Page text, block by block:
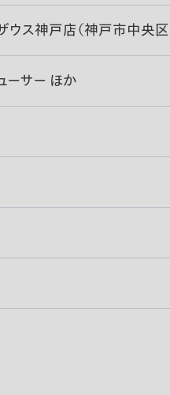
ウス神戸店（神戸市中央
ーサー ほか